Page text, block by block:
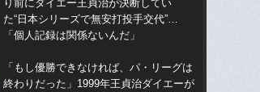
り前にダイエー王貞治が決断してい
た“日本シリーズで無安打投手交代”…
「個人記録は関係ないんだ」
「もし優勝できなければ、パ・リーグは
終わりだった」1999年王貞治ダイエーが